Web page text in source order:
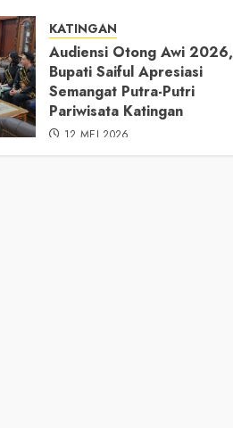
KATINGAN
Audiensi Otong Awi 2026,
Bupati Saiful Apresiasi
Semangat Putra-Putri
Pariwisata Katingan
12 MEI 2026